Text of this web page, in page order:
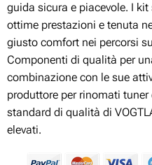
guida sicura e piacevole. I
ottime prestazioni e tenuta
giusto comfort nei percorsi
Componenti di qualità per
combinazione con le sue
produttore per rinomati
standard di qualità di
elevati.